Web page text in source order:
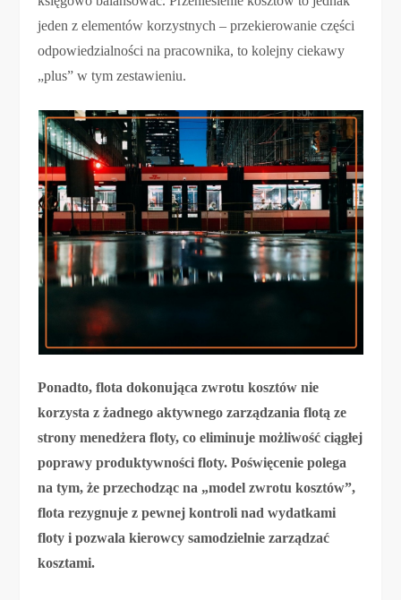
jeden z elementów korzystnych – przekierowanie części
odpowiedzialności na pracownika, to kolejny ciekawy
„plus” w tym zestawieniu.
Ponadto, flota dokonująca zwrotu kosztów nie
korzysta z żadnego aktywnego zarządzania flotą ze
strony menedżera floty, co eliminuje możliwość ciągłej
poprawy produktywności floty. Poświęcenie polega
na tym, że przechodząc na „model zwrotu kosztów”,
flota rezygnuje z pewnej kontroli nad wydatkami
floty i pozwala kierowcy samodzielnie zarządzać
kosztami.